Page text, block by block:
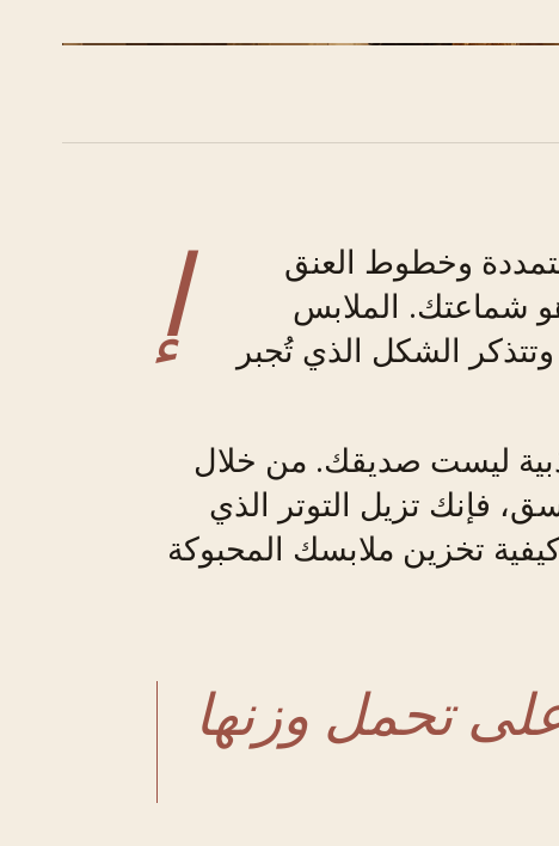
إ
وخطوط العنق
شماعتك. الملابس
الشكل الذي تُجبر
ليست صديقك. من خلال
فإنك تزيل التوتر الذي
تخزين ملابسك المحبوكة
تحمل وزنها